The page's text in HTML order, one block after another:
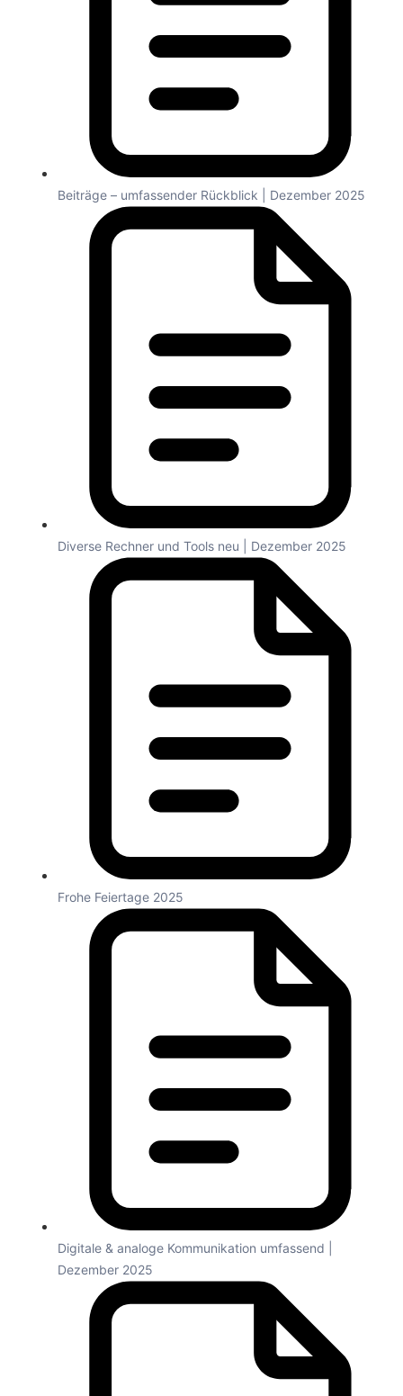
Beiträge – umfassender Rückblick | Dezember 2025
Diverse Rechner und Tools neu | Dezember 2025
Frohe Feiertage 2025
Digitale & analoge Kommunikation umfassend |
Dezember 2025